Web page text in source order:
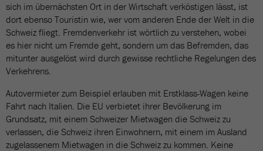
sich im übernächsten Ort in der Wirtschaft verköstigen lässt, ist
dort ebenso Touristin wie, wer vom anderen Ende der Welt in die
Schweiz fliegt. Fremdenverkehr ist wörtlich zu verstehen, wobei
es hier nicht um Fremde geht, sondern um das Befremden, das
mitunter ausgelöst wird durch gewisse rechtliche Regelungen des
Verkehrens.
Autovermieter zum Beispiel erlauben mit Erstklass-Wagen keine
Fahrt nach Italien. Die EU verbietet ihrer Bevölkerung im
Grundsatz, mit einem Schweizer Mietwagen die Schweiz zu
verlassen, die Schweiz ihren Einwohnern, mit einem im Ausland
zugelassenem Mietwagen in die Schweiz zu kommen. Keine